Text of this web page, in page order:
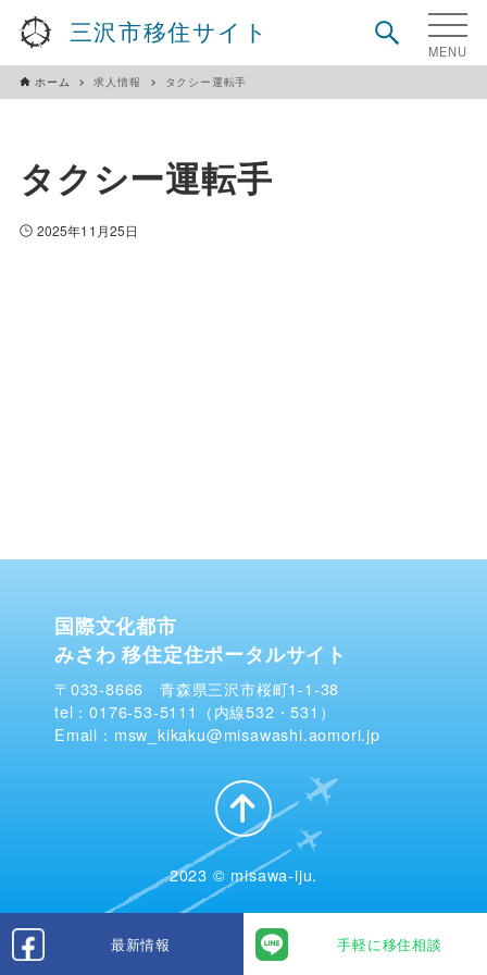
三沢市移住サイト
最新情報 手軽に移住相談
ホーム 求人情報 タクシー運転手
タクシー運転手
2025年11月25日
国際文化都市
みさわ 移住定住ポータルサイト
〒033-8666 青森県三沢市桜町1-1-38
tel：0176-53-5111（内線532・531）
Email：msw_kikaku@misawashi.aomori.jp
2023 © misawa-iju.